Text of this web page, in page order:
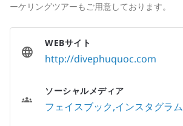
ーケリングツアーもご用意しております。
WEBサイト
http://divephuquoc.com
ソーシャルメディア
フェイスブック インスタグラム